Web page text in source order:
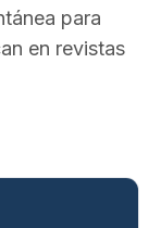
para
en revistas